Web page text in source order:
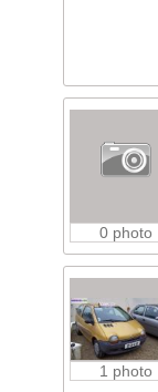
0 photo
1 photo